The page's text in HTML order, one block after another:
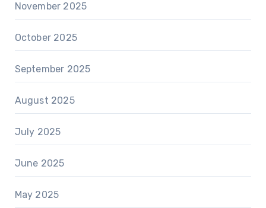
November 2025
October 2025
September 2025
August 2025
July 2025
June 2025
May 2025